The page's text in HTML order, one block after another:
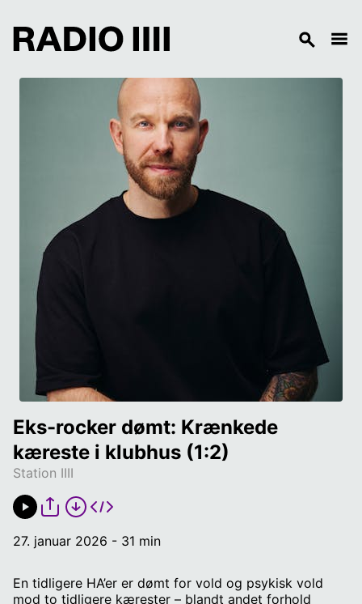
Station IIII
Eks-rocker dømt: Krænkede
kæreste i klubhus (1:2)
27. januar 2026 - 31 min
En tidligere HA’er er dømt for vold og psykisk vold
mod to tidligere kærester – blandt andet forhold